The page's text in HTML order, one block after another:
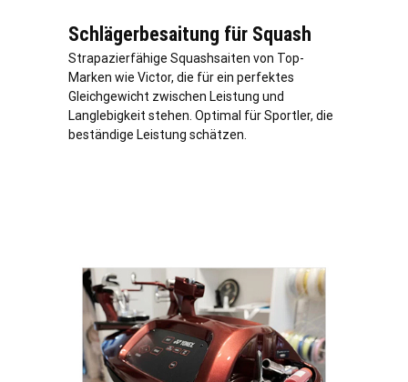
Schlägerbesaitung für Squash
Strapazierfähige Squashsaiten von Top-
Marken wie Victor, die für ein perfektes
Gleichgewicht zwischen Leistung und
Langlebigkeit stehen. Optimal für Sportler, die
beständige Leistung schätzen.